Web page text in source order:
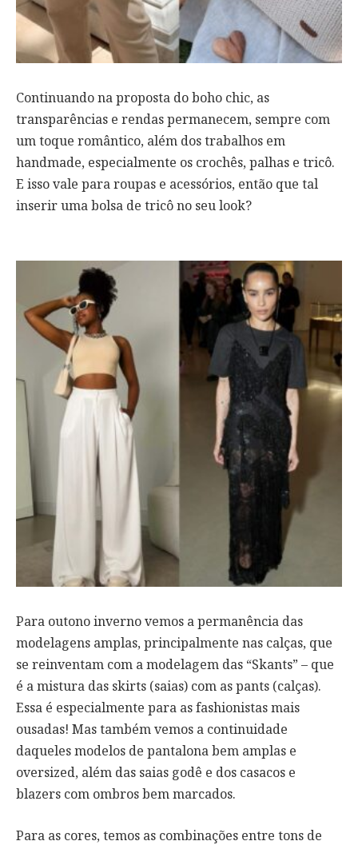
Continuando na proposta do boho chic, as
transparências e rendas permanecem, sempre com
um toque romântico, além dos trabalhos em
handmade, especialmente os crochês, palhas e tricô.
E isso vale para roupas e acessórios, então que tal
inserir uma bolsa de tricô no seu look?
Para outono inverno vemos a permanência das
modelagens amplas, principalmente nas calças, que
se reinventam com a modelagem das “Skants” – que
é a mistura das skirts (saias) com as pants (calças).
Essa é especialmente para as fashionistas mais
ousadas! Mas também vemos a continuidade
daqueles modelos de pantalona bem amplas e
oversized, além das saias godê e dos casacos e
blazers com ombros bem marcados.
Para as cores, temos as combinações entre tons de